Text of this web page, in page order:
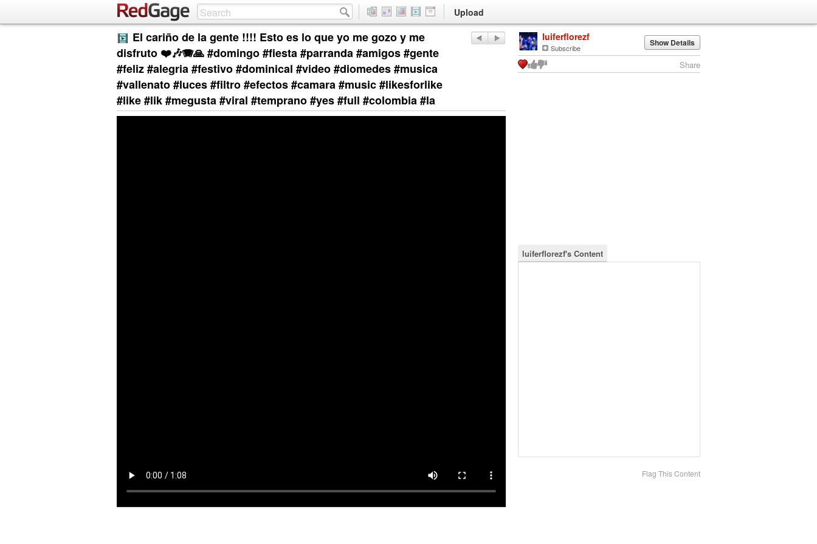
Upload
El cariño de la gente !!!! Esto es lo que yo me gozo y me
disfruto ❤️🎶🪗🙏 #domingo #fiesta #parranda #amigos #gente
#feliz #alegria #festivo #dominical #video #diomedes #musica
#vallenato #luces #filtro #efectos #camara #music #likesforlike
#like #lik #megusta #viral #temprano #yes #full #colombia #la
luiferflorezf
Subscribe Show Details
Share
luiferflorezf's Content
Flag This Content